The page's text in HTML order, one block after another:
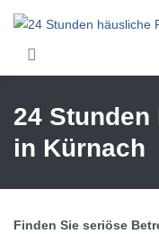
24
in Kürnach
Finden Sie seriöse